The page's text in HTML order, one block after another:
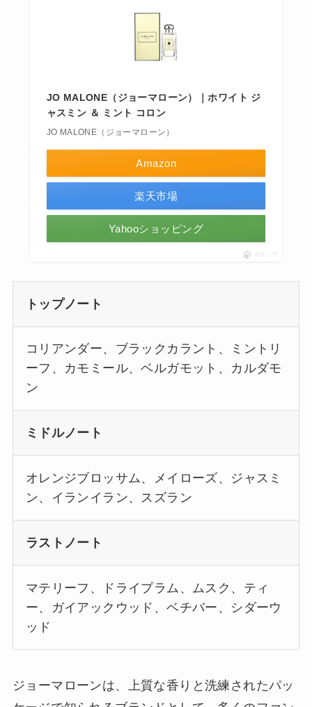
JO MALONE（ジョーマローン）｜ホワイト ジ
ャスミン ＆ ミント コロン
JO MALONE（ジョーマローン）
Amazon
楽天市場
Yahooショッピング
ポチップ
トップノート
コリアンダー、ブラックカラント、ミントリ
ーフ、カモミール、ベルガモット、カルダモ
ン
ミドルノート
オレンジブロッサム、メイローズ、ジャスミ
ン、イランイラン、スズラン
ラストノート
マテリーフ、ドライプラム、ムスク、ティ
ー、ガイアックウッド、ベチバー、シダーウ
ッド
ジョーマローンは、上質な香りと洗練されたパッ